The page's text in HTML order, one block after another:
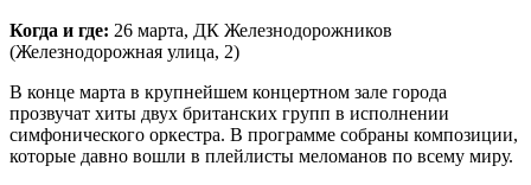
Когда и где: 26 марта, ДК Железнодорожников
(Железнодорожная улица, 2)
В конце марта в крупнейшем концертном зале города
прозвучат хиты двух британских групп в исполнении
симфонического оркестра. В программе собраны композиции,
которые давно вошли в плейлисты меломанов по всему миру.